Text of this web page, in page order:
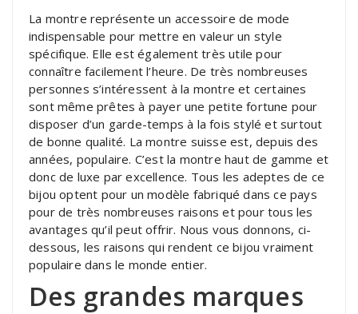
La montre représente un accessoire de mode
indispensable pour mettre en valeur un style
spécifique. Elle est également très utile pour
connaître facilement l’heure. De très nombreuses
personnes s’intéressent à la montre et certaines
sont même prêtes à payer une petite fortune pour
disposer d’un garde-temps à la fois stylé et surtout
de bonne qualité. La montre suisse est, depuis des
années, populaire. C’est la montre haut de gamme et
donc de luxe par excellence. Tous les adeptes de ce
bijou optent pour un modèle fabriqué dans ce pays
pour de très nombreuses raisons et pour tous les
avantages qu’il peut offrir. Nous vous donnons, ci-
dessous, les raisons qui rendent ce bijou vraiment
populaire dans le monde entier.
Des grandes marques